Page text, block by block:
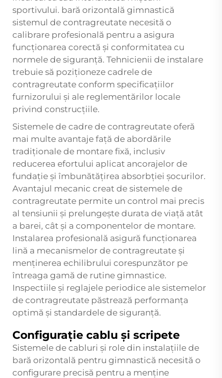
sportivului. bară orizontală gimnastică
sistemul de contragreutate necesită o
calibrare profesională pentru a asigura
funcționarea corectă și conformitatea cu
normele de siguranță. Tehnicienii de instalare
trebuie să poziționeze cadrele de
contragreutate conform specificațiilor
furnizorului și ale reglementărilor locale
privind construcțiile.
Sistemele de cadre de contragreutate oferă
mai multe avantaje față de abordările
tradiționale de montare fixă, inclusiv
reducerea efortului aplicat ancorajelor de
fundație și îmbunătățirea absorbției șocurilor.
Avantajul mecanic creat de sistemele de
contragreutate permite un control mai precis
al tensiunii și prelungește durata de viață atât
a barei, cât și a componentelor de montare.
Instalarea profesională asigură funcționarea
lină a mecanismelor de contragreutate și
menținerea echilibrului corespunzător pe
întreaga gamă de rutine gimnastice.
Inspectiile și reglajele periodice ale sistemelor
de contragreutate păstrează performanța
optimă și standardele de siguranță.
Configurație cablu și scripete
Sistemele de cabluri și role din instalațiile de
bară orizontală pentru gimnastică necesită o
configurare precisă pentru a menține